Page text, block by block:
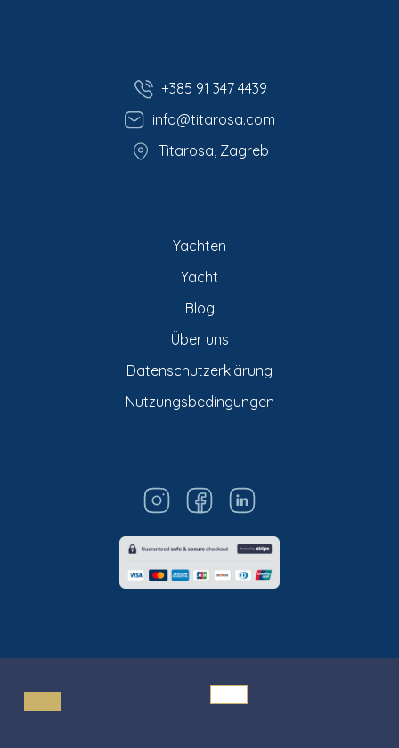
+385 91 347 4439
info@titarosa.com
Titarosa, Zagreb
Yachten
Yacht
Blog
Über uns
Datenschutzerklärung
Nutzungsbedingungen
© Titarosa 2026 All rights reserved